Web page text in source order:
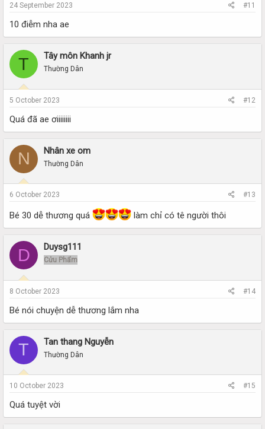
24 September 2023 #11
10 điễm nha ae
T Tây môn Khanh jr
Thường Dân
5 October 2023 #12
Quá đã ae ơiiiiiiii
N Nhân xe om
Thường Dân
6 October 2023 #13
Bé 30 dễ thương quá làm chỉ có tê người thôi
D Duysg111
Cửu Phẩm
8 October 2023 #14
Bé nói chuyện dễ thương lắm nha
T Tan thang Nguyễn
Thường Dân
10 October 2023 #15
Quá tuyệt vời